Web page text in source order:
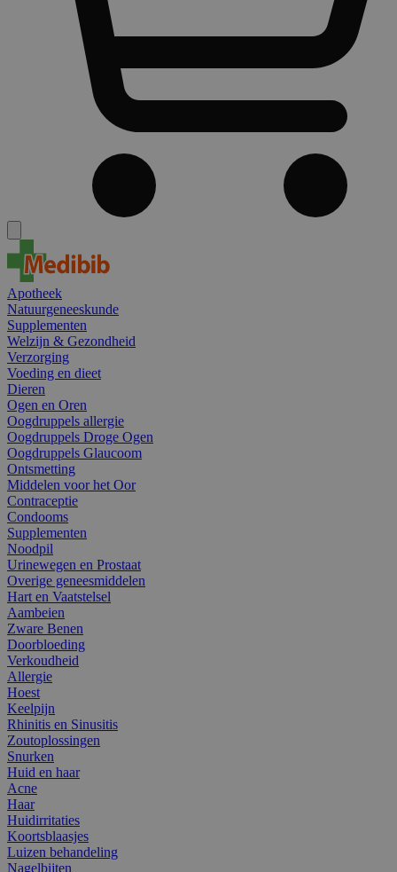
Apotheek
Natuurgeneeskunde
Supplementen
Welzijn & Gezondheid
Verzorging
Voeding en dieet
Dieren
Ogen en Oren
Oogdruppels allergie
Oogdruppels Droge Ogen
Oogdruppels Glaucoom
Ontsmetting
Middelen voor het Oor
Contraceptie
Condooms
Supplementen
Noodpil
Urinewegen en Prostaat
Overige geneesmiddelen
Hart en Vaatstelsel
Aambeien
Zware Benen
Doorbloeding
Verkoudheid
Allergie
Hoest
Keelpijn
Rhinitis en Sinusitis
Zoutoplossingen
Snurken
Huid en haar
Acne
Haar
Huidirritaties
Koortsblaasjes
Luizen behandeling
Nagelbijten